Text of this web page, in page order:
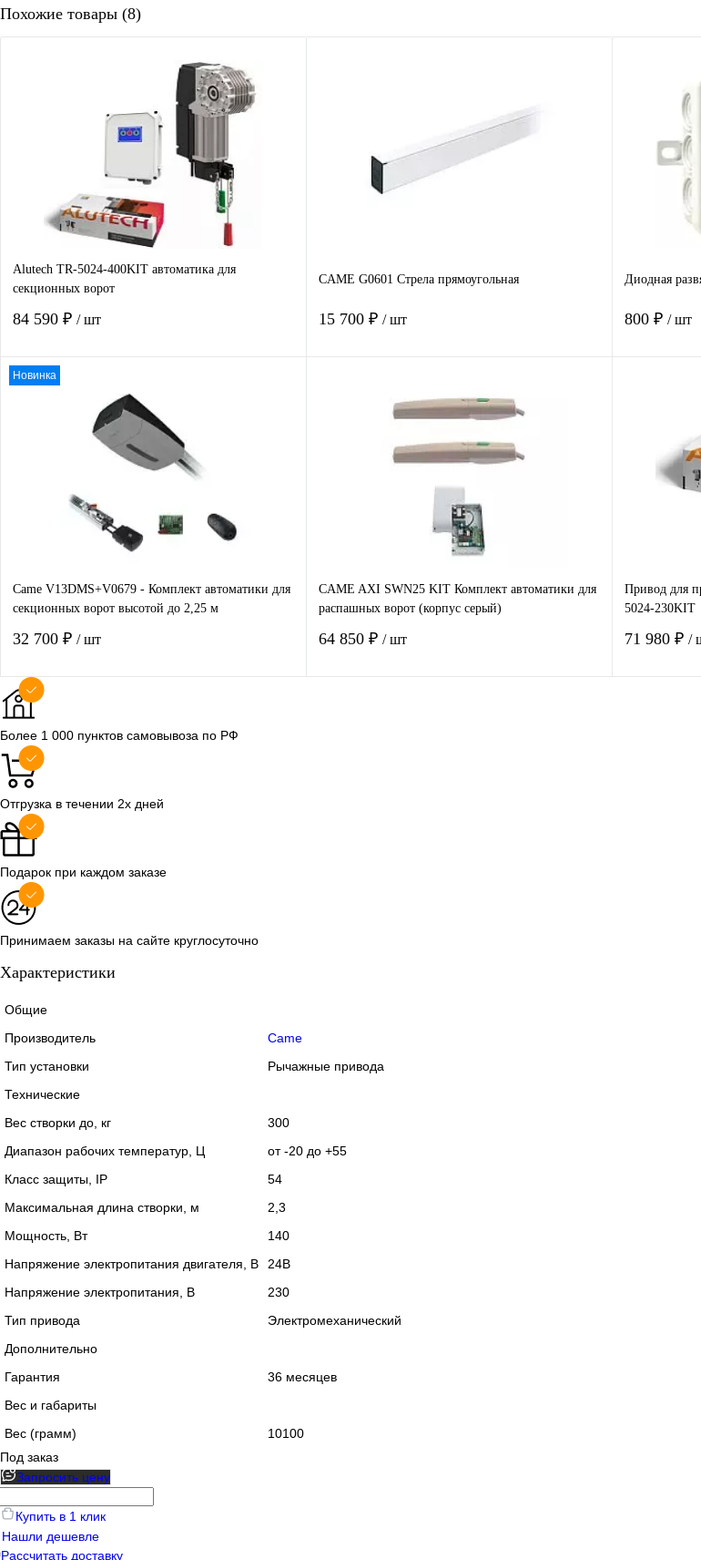
Похожие товары (8)
Alutech TR-5024-400KIT автоматика для
секционных ворот
84 590 ₽ / шт
В корзину
Купить в 1 клик Сравнение
CAME G0601 Стрела прямоугольная
15 700 ₽ / шт
Купить в 1 клик Сравнение
Диодная
800 ₽ / шт
Купить
В
Новинка
Came V13DMS+V0679 - Комплект автоматики для
секционных ворот высотой до 2,25 м
32 700 ₽ / шт
В избранное
CAME AXI SWN25 KIT Комплект автоматики для
распашных ворот (корпус серый)
64 850 ₽ / шт
Привод для
5024-230KIT
71 980 ₽ /
Более 1 000 пунктов самовывоза по РФ
Отгрузка в течении 2х дней
Подарок при каждом заказе
Принимаем заказы на сайте круглосуточно
Характеристики
Общие
Производитель
Came
Тип установки
Рычажные привода
Технические
Вес створки до, кг
300
Диапазон рабочих температур, Ц
от -20 до +55
Класс защиты, IP
54
Максимальная длина створки, м
2,3
Мощность, Вт
140
Напряжение электропитания двигателя, В
24В
Напряжение электропитания, В
230
Тип привода
Электромеханический
Дополнительно
Гарантия
36 месяцев
Вес и габариты
Вес (грамм)
10100
Под заказ
Запросить цену
Купить в 1 клик
Нашли дешевле
Рассчитать доставку